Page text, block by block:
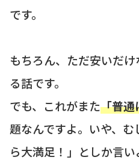
です。
もちろん、ただ安いだ
る話です。
でも、これがまた「普通
題なんですよ。いや、
ら大満足！」としか言